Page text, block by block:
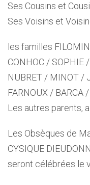
Ses Cousins et
Ses Voisins et
les familles
CONHOC / SOPHIE
NUBRET / MINOT /
FARNOUX / BARCA
Les autres parents,
Les Obsèques de
CYSIQUE
seront célébrées le